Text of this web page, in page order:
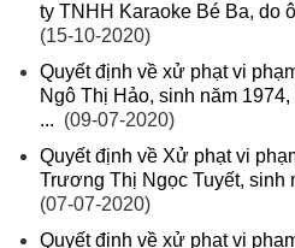
ty TNHH Karaoke Bé Ba, do
(15-10-2020)
Quyết định về xử phạt vi
Ngô Thị Hảo, sinh năm
... (09-07-2020)
Quyết định về Xử phạt vi
Trương Thị Ngọc Tuyết, sinh
(07-07-2020)
Quyết định về xử phạt vi